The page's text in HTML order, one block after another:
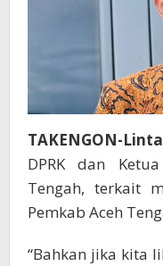
TAKENGON-
DPRK dan
Tengah, terkait
Pemkab Aceh
“Bahkan jika kita